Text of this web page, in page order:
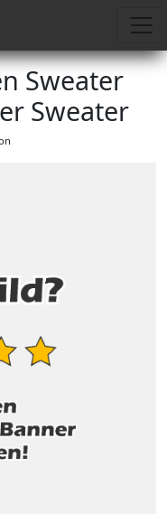
Sweater
Sweater